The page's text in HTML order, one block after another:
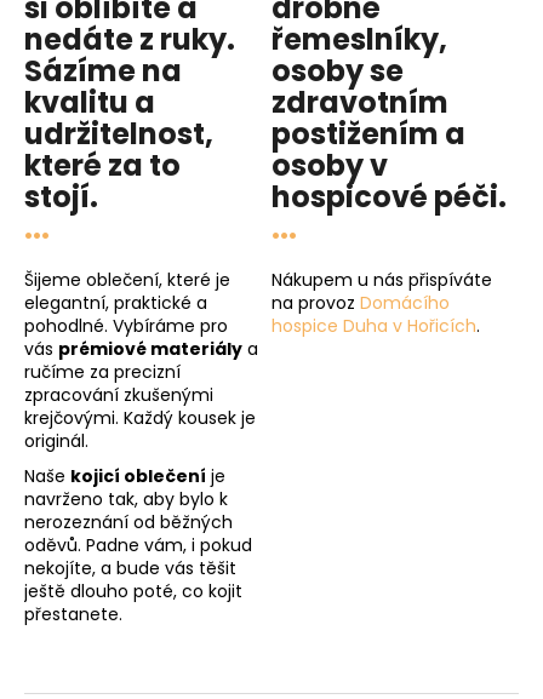
si oblíbíte a
nedáte z ruky.
Sázíme na
kvalitu a
udržitelnost,
které za to
stojí.
...
Šijeme oblečení, které je
elegantní, praktické a
pohodlné. Vybíráme pro
vás prémiové materiály a
ručíme za precizní
zpracování zkušenými
krejčovými. Každý kousek je
originál.
Naše kojicí oblečení je
navrženo tak, aby bylo k
nerozeznání od běžných
oděvů. Padne vám, i pokud
nekojíte, a bude vás těšit
ještě dlouho poté, co kojit
přestanete.
drobné
řemeslníky,
osoby se
zdravotním
postižením a
osoby v
hospicové péči.
...
Nákupem u nás přispíváte
na provoz Domácího
hospice Duha v Hořicích.